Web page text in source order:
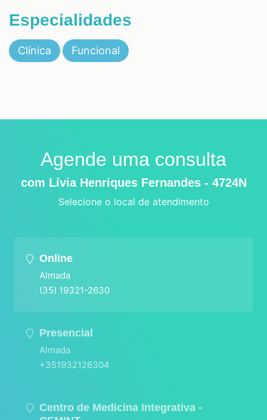
Especialidades
Clínica Funcional
Agende uma consulta
com Lívia Henriques Fernandes - 4724N
Selecione o local de atendimento
Online
Almada
(35) 19321-2630
Presencial
Almada
+351932126304
Centro de Medicina Integrativa -